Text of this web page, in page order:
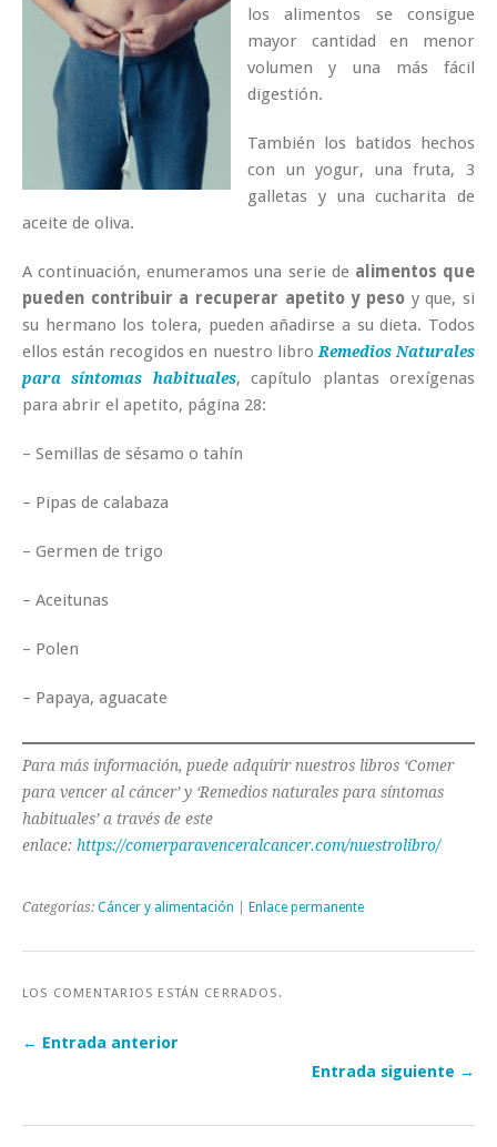
los alimentos se consigue
mayor cantidad en menor
volumen y una más fácil
digestión.
También los batidos hechos
con un yogur, una fruta, 3
galletas y una cucharita de
aceite de oliva.
A continuación, enumeramos una serie de alimentos que
pueden contribuir a recuperar apetito y peso y que, si
su hermano los tolera, pueden añadirse a su dieta. Todos
ellos están recogidos en nuestro libroRemedios Naturales
para síntomas habituales, capítulo plantas orexígenas
para abrir el apetito, página 28:
– Semillas de sésamo o tahín
– Pipas de calabaza
– Germen de trigo
– Aceitunas
– Polen
– Papaya, aguacate
Para más información, puede adquirir nuestros libros ‘Comer
para vencer al cáncer’ y ‘Remedios naturales para síntomas
habituales’ a través de este
enlace: https://comerparavenceralcancer.com/nuestrolibro/
Categorías: Cáncer y alimentación Enlace permanente
LOS COMENTARIOS ESTÁN CERRADOS.
← Entrada anterior
Entrada siguiente →